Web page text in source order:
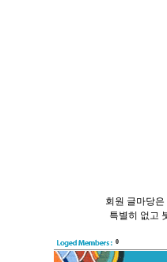
회원 글마당
특별히 없고
0